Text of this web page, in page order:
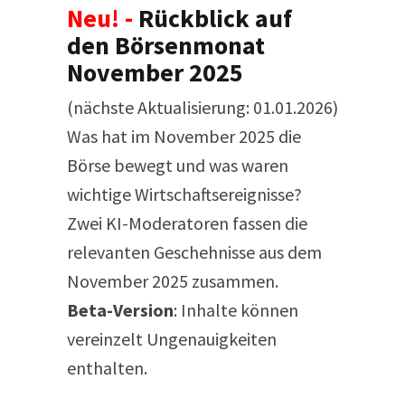
Neu! - Rückblick auf
den Börsenmonat
November 2025
(nächste Aktualisierung: 01.01.2026)
Was hat im November 2025 die
Börse bewegt und was waren
wichtige Wirtschaftsereignisse?
Zwei KI-Moderatoren fassen die
relevanten Geschehnisse aus dem
November 2025 zusammen.
Beta-Version: Inhalte können
vereinzelt Ungenauigkeiten
enthalten.